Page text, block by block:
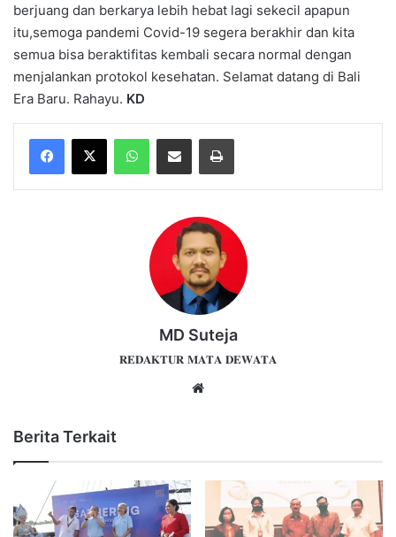
berjuang dan berkarya lebih hebat lagi sekecil apapun
itu,semoga pandemi Covid-19 segera berakhir dan kita
semua bisa beraktifitas kembali secara normal dengan
menjalankan protokol kesehatan. Selamat datang di Bali
Era Baru. Rahayu. KD
WhatsAppShare via Email Print
MD Suteja
𝐑𝐄𝐃𝐀𝐊𝐓𝐔𝐑 𝐌𝐀𝐓𝐀 𝐃𝐄𝐖𝐀𝐓𝐀
Berita Terkait